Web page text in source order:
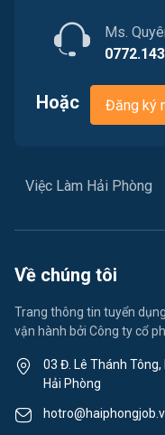
Ms.
Hoặc Đăng ký
Việc Làm Hải Phòng
Về chúng tôi
Trang thông tin tuyển
vận hành bởi Công ty cổ
03 Đ. Lê Thánh Tông,
Hải Phòng